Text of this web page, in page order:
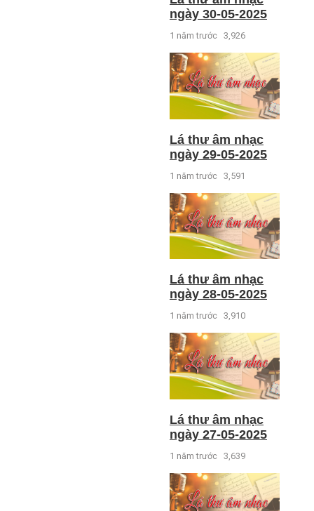
ngày 30-05-2025
1 năm trước 3,926
Lá thư âm nhạc
ngày 29-05-2025
1 năm trước 3,591
Lá thư âm nhạc
ngày 28-05-2025
1 năm trước 3,910
Lá thư âm nhạc
ngày 27-05-2025
1 năm trước 3,639